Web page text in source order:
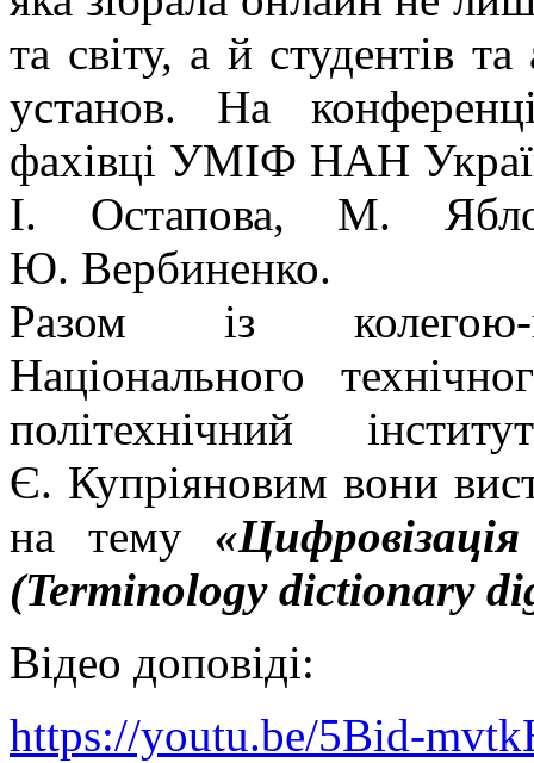
та світу, а й студентів
установ. На
фахівці УМІФ НАН
І. Остапова, М.
Ю. Вербиненко.
Разом із колегою-
Національного
політехнічний
Є. Купріяновим вони
на тему
(Terminology dictionary
Відео доповіді:
https://youtu.be/5Bid-